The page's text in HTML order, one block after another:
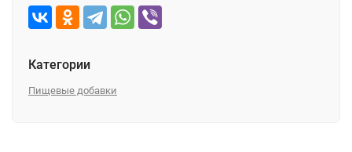
Категории
Пищевые добавки